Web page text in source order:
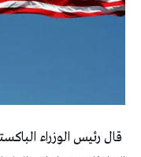
قال ​رئيس ​الوزراء